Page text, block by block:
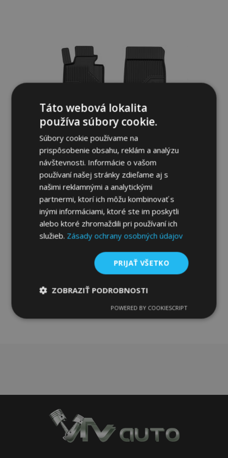
prianí
3D Gumené rohože No.77 pre MERCEDES
GLK X204 2008-2015 (4 ks)
46,95 €
Pridať Do Košíka
Pridať
prianí
Táto webová lokalita
používa súbory cookie.
Súbory cookie používame na
prispôsobenie obsahu, reklám a analýzu
návštevnosti. Informácie o vašom
používaní našej stránky zdieľame aj s
našimi reklamnými a analytickými
partnermi, ktorí ich môžu kombinovať s
inými informáciami, ktoré ste im poskytli
alebo ktoré zhromaždili pri používaní ich
služieb. Zásady ochrany osobných údajov
PRIJAŤ VŠETKO
ZOBRAZIŤ PODROBNOSTI
potrebné
Výkonnosť Cielenie
Nevyhnutne potrebné
Výkonnosť
POWERED BY COOKIESCRIPT